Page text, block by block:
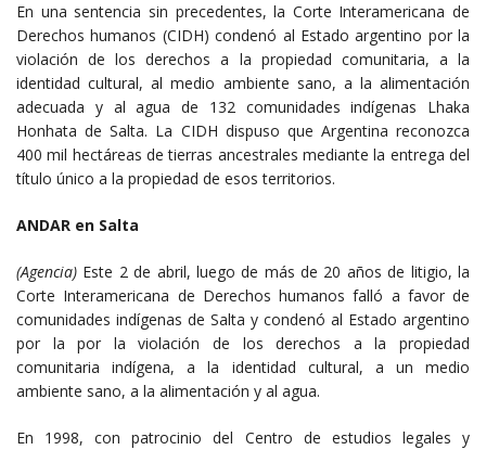
En una sentencia sin precedentes, la Corte Interamericana de
Derechos humanos (CIDH) condenó al Estado argentino por la
violación de los derechos a la propiedad comunitaria, a la
identidad cultural, al medio ambiente sano, a la alimentación
adecuada y al agua de 132 comunidades indígenas Lhaka
Honhata de Salta. La CIDH dispuso que Argentina reconozca
400 mil hectáreas de tierras ancestrales mediante la entrega del
título único a la propiedad de esos territorios.
ANDAR en Salta
(Agencia) Este 2 de abril, luego de más de 20 años de litigio, la
Corte Interamericana de Derechos humanos falló a favor de
comunidades indígenas de Salta y condenó al Estado argentino
por la por la violación de los derechos a la propiedad
comunitaria indígena, a la identidad cultural, a un medio
ambiente sano, a la alimentación y al agua.
En 1998, con patrocinio del Centro de estudios legales y